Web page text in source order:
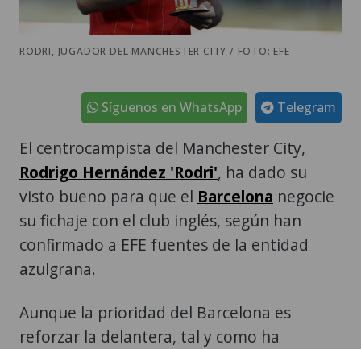
RODRI, JUGADOR DEL MANCHESTER CITY / FOTO: EFE
Telegram
Síguenos en WhatsApp
El centrocampista del Manchester City,
Rodrigo Hernández 'Rodri', ha dado su
visto bueno para que el Barcelona negocie
su fichaje con el club inglés, según han
confirmado a EFE fuentes de la entidad
azulgrana.
Aunque la prioridad del Barcelona es
reforzar la delantera, tal y como ha